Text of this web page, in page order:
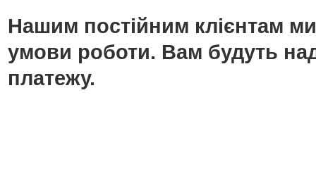
Нашим постійним клієнтам
умови роботи. Вам будуть
платежу.